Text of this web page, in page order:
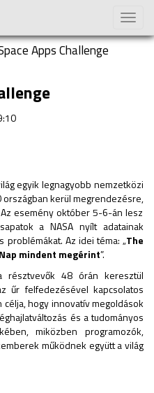
Toggle
Apps Challenge
egyik legnagyobb nemzetközi
kerül megrendezésre,
esemény október 5-6-án lesz
a NASA nyílt adatainak
problémákat. Az idei téma: „The
mindent megérint”.
résztvevők 48 órán keresztül
űr felfedezésével kapcsolatos
hogy innovatív megoldások
és a tudományos
miközben programozók,
működnek együtt a világ